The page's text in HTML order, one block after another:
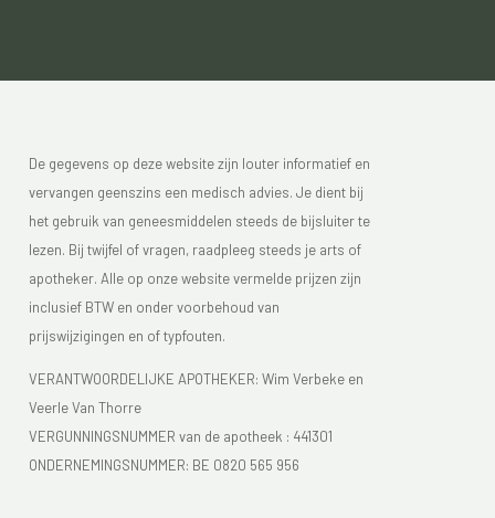
De gegevens op deze website zijn louter informatief en
vervangen geenszins een medisch advies. Je dient bij
het gebruik van geneesmiddelen steeds de bijsluiter te
lezen. Bij twijfel of vragen, raadpleeg steeds je arts of
apotheker. Alle op onze website vermelde prijzen zijn
inclusief BTW en onder voorbehoud van
prijswijzigingen en of typfouten.
VERANTWOORDELIJKE APOTHEKER: Wim Verbeke en
Veerle Van Thorre
VERGUNNINGSNUMMER van de apotheek : 441301
ONDERNEMINGSNUMMER: BE 0820 565 956